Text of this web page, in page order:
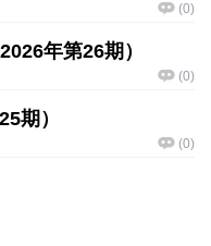
(0)
年第26期）
(0)
期）
(0)